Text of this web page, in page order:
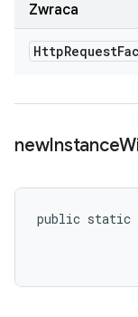
Zwraca
HttpRequest
newInstance
public static